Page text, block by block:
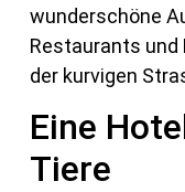
wunderschöne
Restaurants und
der kurvigen
Eine
Tiere